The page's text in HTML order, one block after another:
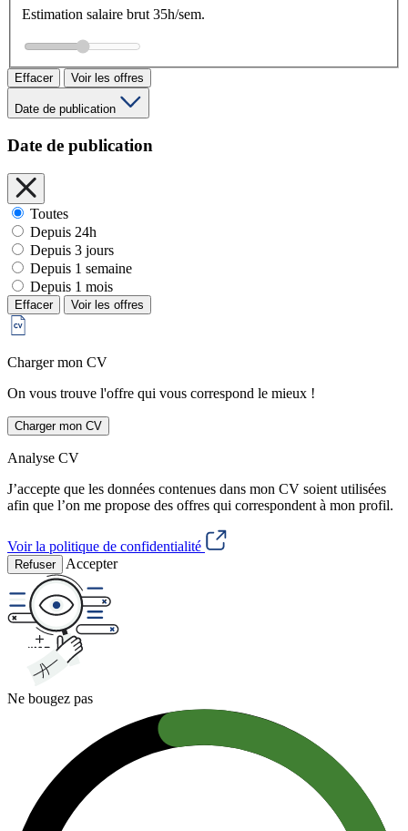
Estimation salaire brut 35h/sem.
Effacer Voir les offres
Date de publication
Date de publication
Toutes
Depuis 24h
Depuis 3 jours
Depuis 1 semaine
Depuis 1 mois
Effacer Voir les offres
Charger mon CV
On vous trouve l'offre qui vous correspond le mieux !
Charger mon CV
Analyse CV
J’accepte que les données contenues dans mon CV soient utilisées
afin que l’on me propose des offres qui correspondent à mon profil.
Voir la politique de confidentialité
Refuser Accepter
Ne bougez pas